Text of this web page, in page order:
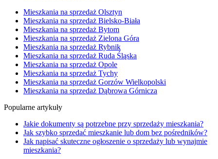
Mieszkania na sprzedaż Olsztyn
Mieszkania na sprzedaż Bielsko-Biała
Mieszkania na sprzedaż Bytom
Mieszkania na sprzedaż Zielona Góra
Mieszkania na sprzedaż Rybnik
Mieszkania na sprzedaż Ruda Śląska
Mieszkania na sprzedaż Opole
Mieszkania na sprzedaż Tychy
Mieszkania na sprzedaż Gorzów Wielkopolski
Mieszkania na sprzedaż Dąbrowa Górnicza
Popularne artykuły
Jakie dokumenty są potrzebne przy sprzedaży mieszkania?
Jak szybko sprzedać mieszkanie lub dom bez pośredników?
Jak napisać skuteczne ogłoszenie o sprzedaży lub wynajmie
mieszkania?